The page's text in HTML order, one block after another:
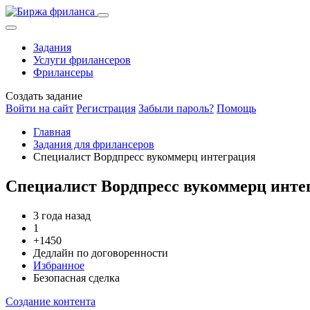
Задания
Услуги фрилансеров
Фрилансеры
Создать задание
Войти на сайт Регистрация Забыли пароль? Помощь
Главная
Задания для фрилансеров
Специалист Вордпресс вукоммерц интеграция
Специалист Вордпресс вукоммерц
3 года назад
1
+1450
Дедлайн по договоренности
Избранное
Безопасная сделка
Создание контента